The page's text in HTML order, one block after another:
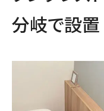
分岐で設